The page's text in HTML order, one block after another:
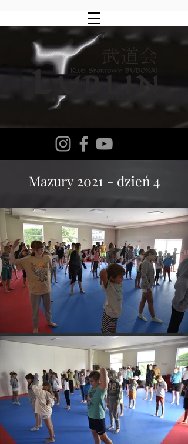
Mazury 2021 - dzień 4